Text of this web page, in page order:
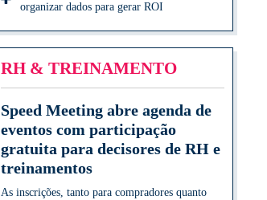
organizar dados para gerar ROI
RH & TREINAMENTO
Speed Meeting abre agenda de
eventos com participação
gratuita para decisores de RH e
treinamentos
As inscrições, tanto para compradores quanto